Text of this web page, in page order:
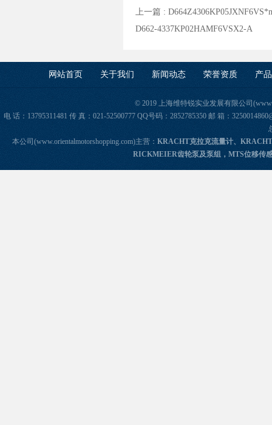
上一篇 :
D662-4337KP02HAMF6VSX2-A
网站首页 关于我们 新闻动态 荣誉资质 产
© 2019 上海维特锐实业发展有限公司
电 话：13795311481 传 真：021-52500777 QQ号码：2852785350 邮 箱：
本公司(www.orientalmotorshopping.com)主营： KRACHT克拉克流量计、
RICKMEIER齿轮泵及泵组，MTS位移传